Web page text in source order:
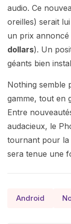
audio. Ce
oreilles) serait
un prix
dollars). Un
géants bien
Nothing semble
gamme, tout en
Entre
audacieux, le
tournant pour la
sera tenue une
Android